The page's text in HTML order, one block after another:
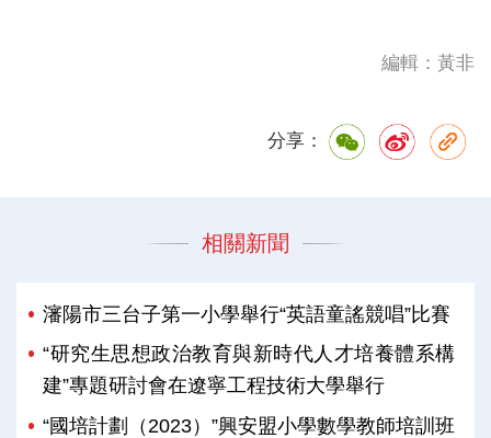
編輯：黃非
分享：
相關新聞
瀋陽市三台子第一小學舉行“英語童謠競唱”比賽
“研究生思想政治教育與新時代人才培養體系構
建”專題研討會在遼寧工程技術大學舉行
“國培計劃（2023）”興安盟小學數學教師培訓班